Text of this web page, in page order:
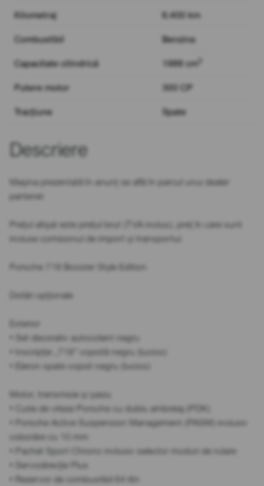
Kilometraj 6.400 km
Combustibil Benzina
Capacitate cilindrică 1988 cm
Putere motor 300 CP
Tracțiune Spate
Descriere
Mașina prezentată în anunț se află în parcul unui dealer
partener.
Prețul afișat este prețul brut (TVA inclus), preț în care sunt
incluse comisionul de import și transportul.
Porsche 718 Boxster Style Edition
Dotări opționale
Exterior
• Set decorativ autocolant negru
• Inscripție „718” vopsită negru (lucios)
• Eleron spate vopsit negru (lucios)
Motor, transmisie și șasiu
• Cutie de viteze Porsche cu dublu ambreiaj (PDK)
• Porsche Active Suspension Management (PASM) inclusiv
coborâre cu 10 mm
• Pachet Sport Chrono inclusiv selector moduri de rulare
• Servodirecție Plus
• Rezervor de combustibil 64 litri